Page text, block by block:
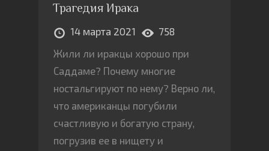
Трагедия Ирака
14 марта 2021
758
Жили ли иракцы хорошо при
Саддаме? Почему многие
ностальгируют по нему? Верно ли,
что американцы погубили
счастливую и богатую страну,
погрузив ее в нищету и